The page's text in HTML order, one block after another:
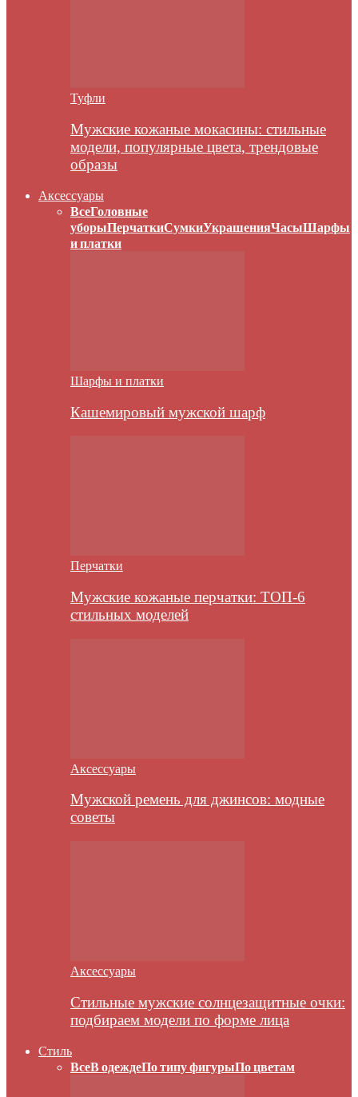
Туфли
Мужские кожаные мокасины: стильные
модели, популярные цвета, трендовые
образы
Аксессуары
ВсеГоловные
уборыПерчаткиСумкиУкрашенияЧасыШарфы
и платки
Шарфы и платки
Кашемировый мужской шарф
Перчатки
Мужские кожаные перчатки: ТОП-6
стильных моделей
Аксессуары
Мужской ремень для джинсов: модные
советы
Аксессуары
Стильные мужские солнцезащитные очки:
подбираем модели по форме лица
Стиль
ВсеВ одеждеПо типу фигурыПо цветам